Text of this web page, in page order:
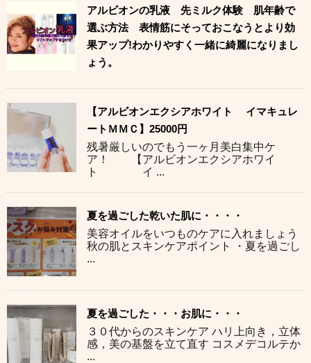
アルビオンの乳液 先ミルク体験 肌年齢で
選ぶ方法 表情筋にそっておこなうとより効
果アップ!わかりやすく一緒に綺麗になりまし
ょう。
【アルビオンエクシアホワイト イマキュレ
ートＭＭＣ】25000円
残暑厳しいのでもう一ヶ月美白集中ケ
ア！ 【アルビオンエクシアホワイ
ト イ ...
夏を過ごした乾いた肌に・・・・
美容オイルをいつものケアに入れましょう
秋の肌とスキンケアポイント ・夏を過ごし
...
夏を過ごした・・・お肌に・・・
３０代からのスキンケア ハリ上向き，立体
感，美の基盤を立て直す コスメデコルテか
...